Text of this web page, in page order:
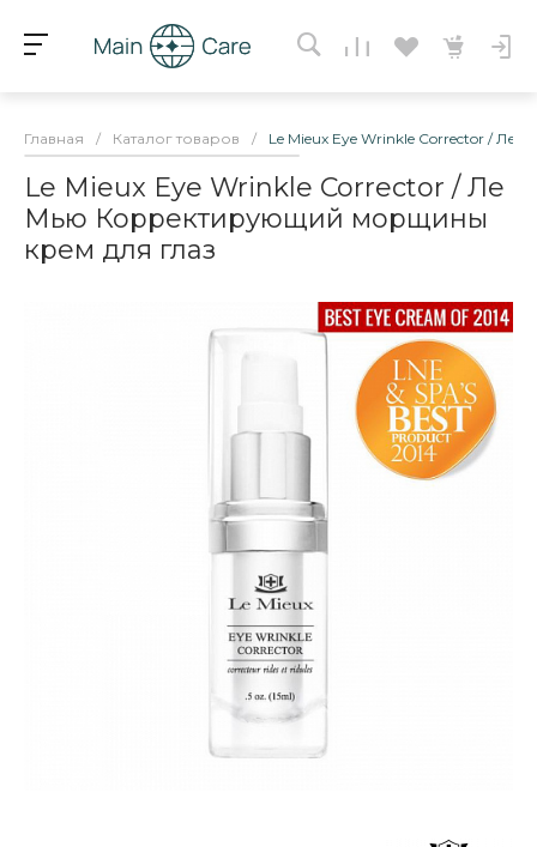
Главная / Каталог товаров / Le Mieux Eye Wrinkle Corrector /
Le Mieux Eye Wrinkle Corrector / Ле
Мью Корректирующий морщины
крем для глаз